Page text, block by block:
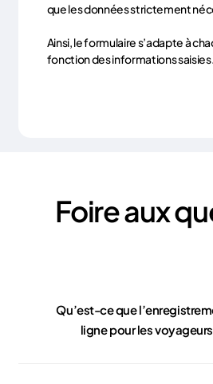
que les données strictement
Ainsi, le formulaire s’adapte à
fonction des informations saisies.
Foire aux
Qu’est-ce que
ligne pour les